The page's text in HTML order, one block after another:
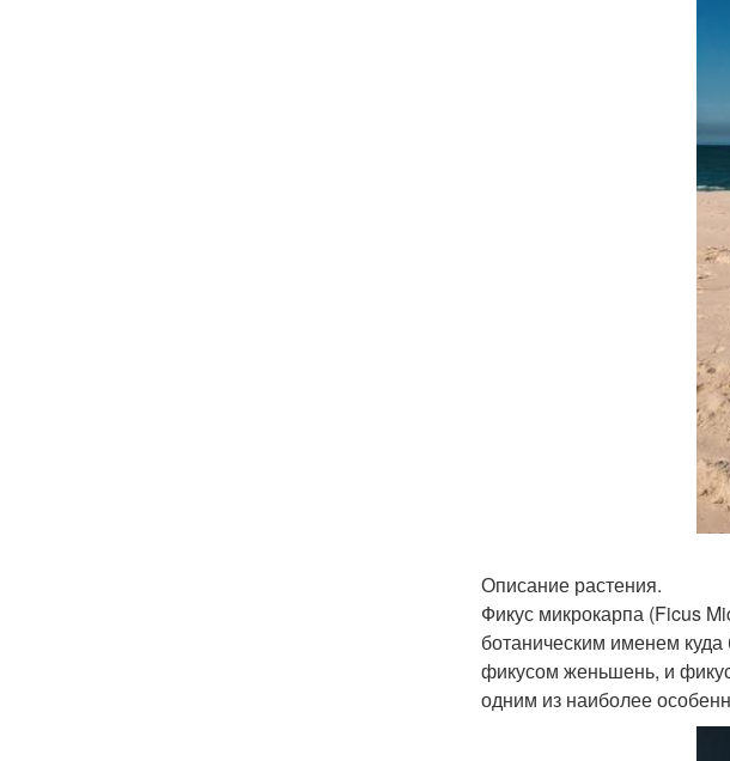
Описание растения.
Фикус микрокарпа (Ficus
ботаническим именем
фикусом женьшень, и
одним из наиболее